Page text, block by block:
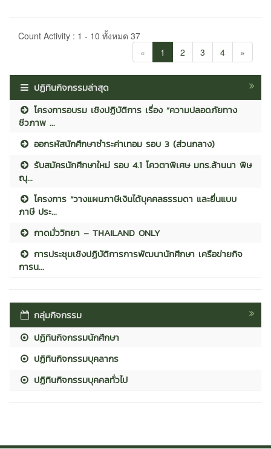
Count Activity : 1 - 10 ทั้งหมด 37
«
1 2 3 4 »
ปฏิทินกิจกรรมล่าสุด
โครงการอบรม เชิงปฏิบัติการ เรื่อง “ความปลอดภัยทาง
ชีวภาพ ...
ออกรหัสนักศึกษาชำระค่าเทอม รอบ 3 (ส่วนกลาง)
รับสมัครนักศึกษาใหม่ รอบ 4.1 โควตาพิเศษ มทร.ล้านนา พิษ
ณุ...
โครงการ “วางแผนภาษีเงินได้บุคคลธรรมดา และยื่นแบบ
ภาษี ประ...
กาดมั่ววิทยา – THAILAND ONLY
การประชุมเชิงปฏิบัติการการพัฒนานักศึกษา เครือข่ายกิจ
การน...
กลุ่มกิจกรรม
ปฏิทินกิจกรรมนักศึกษา
ปฏิทินกิจกรรมบุคลากร
ปฏิทินกิจกรรมบุคคลทั่วไป